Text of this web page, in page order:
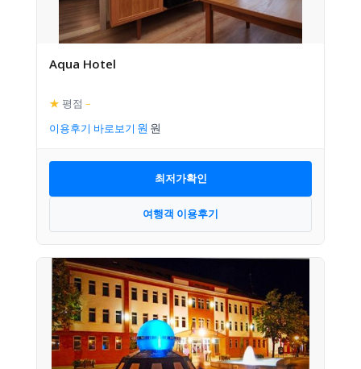
Aqua Hotel
★ 평점 –
이용후기 바로보기
최저가확인
여행객 이용후기